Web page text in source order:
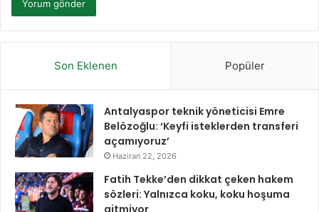
Son Eklenen Popüler
Antalyaspor teknik yöneticisi Emre
Belözoğlu: ‘Keyfi isteklerden transferi
açamıyoruz’
Haziran 22, 2026
Fatih Tekke’den dikkat çeken hakem
sözleri: Yalnızca koku, koku hoşuma
gitmiyor